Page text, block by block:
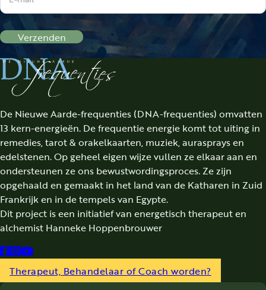
Verzenden
De Nieuwe Aarde-frequenties (DNA-frequenties) omvatten
13 kern-energieën. De frequentie energie komt tot uiting in
remedies, tarot & orakelkaarten, muziek, aurasprays en
edelstenen. Op geheel eigen wijze vullen ze elkaar aan en
ondersteunen ze ons bewustwordingsproces. Ze zijn
opgehaald en gemaakt in het land van de Katharen in Zuid
Frankrijk en in de tempels van Egypte.
Dit project is een initiatief van energetisch therapeut en
alchemist Hanneke Hoppenbrouwer
Follow us on Facebook
Follow us on Instagram
Follow us on YouTube
Therapeut, Behandelaar of Coach worden?